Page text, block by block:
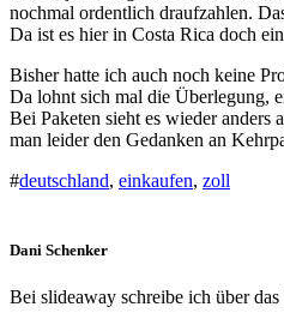
nochmal ordentlich draufzahlen.
Da ist es hier in Costa Rica doch
Bisher hatte ich auch noch keine
Da lohnt sich mal die Überlegung,
Bei Paketen sieht es wieder
man leider den Gedanken an
#deutschland, einkaufen, zoll
Dani Schenker
Bei slideaway schreibe ich über